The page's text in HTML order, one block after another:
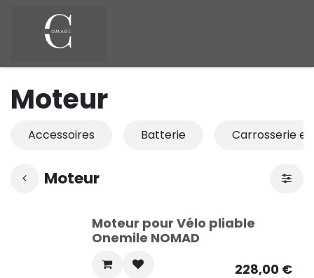
Moteur
Accessoires Batterie Carrosserie
Moteur
Moteur pour Vélo pliable
Onemile NOMAD
228,00€